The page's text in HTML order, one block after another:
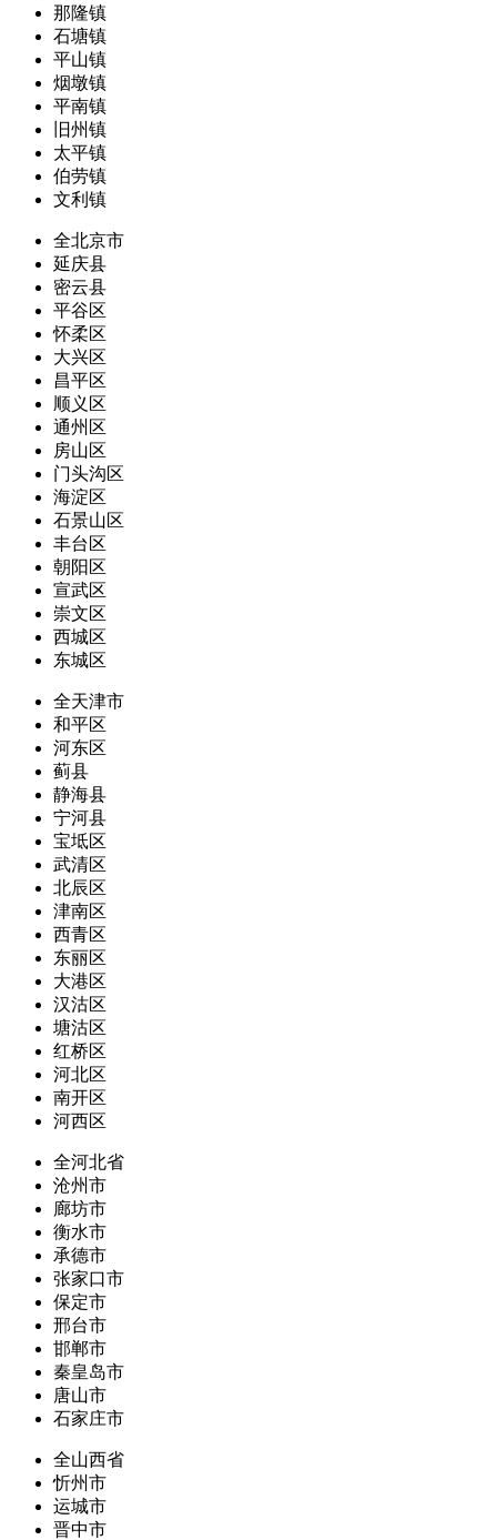
那隆镇
石塘镇
平山镇
烟墩镇
平南镇
旧州镇
太平镇
伯劳镇
文利镇
全北京市
延庆县
密云县
平谷区
怀柔区
大兴区
昌平区
顺义区
通州区
房山区
门头沟区
海淀区
石景山区
丰台区
朝阳区
宣武区
崇文区
西城区
东城区
全天津市
和平区
河东区
蓟县
静海县
宁河县
宝坻区
武清区
北辰区
津南区
西青区
东丽区
大港区
汉沽区
塘沽区
红桥区
河北区
南开区
河西区
全河北省
沧州市
廊坊市
衡水市
承德市
张家口市
保定市
邢台市
邯郸市
秦皇岛市
唐山市
石家庄市
全山西省
忻州市
运城市
晋中市